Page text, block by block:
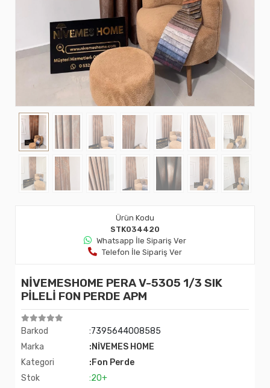
Ürün Kodu
STK034420
Whatsapp İle Sipariş Ver
Telefon İle Sipariş Ver
NİVEMESHOME PERA V-5305 1/3 SIK
PİLELİ FON PERDE APM
Barkod
:7395644008585
Marka
:NİVEMES HOME
Kategori
:Fon Perde
Stok
:20+